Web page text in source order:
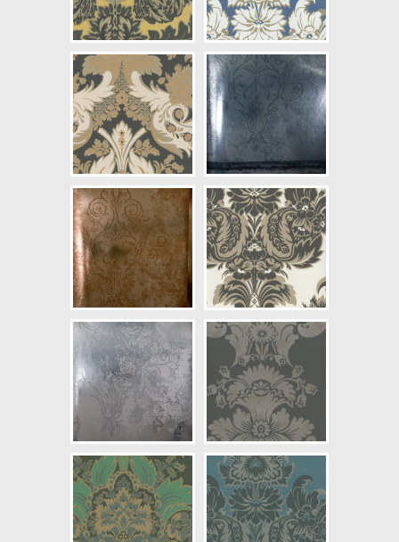
Mönster: Medaljong
Struktur: Slät, Metallic, Blank
Cirkapris: 2537,00 kr
(Kontakta din färghandlare för
exakt pris.)